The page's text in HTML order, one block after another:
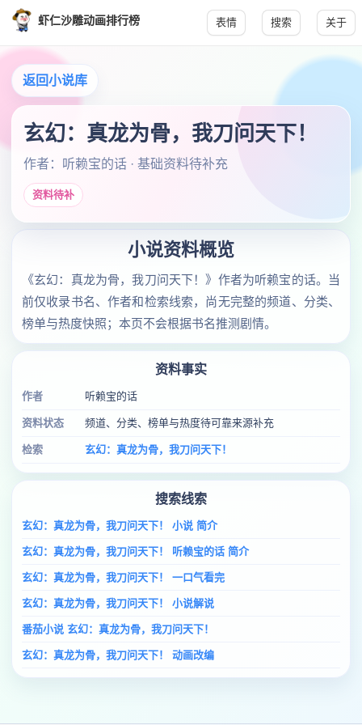
虾仁沙雕动画排行榜 表情 搜索 关于
返回小说库
玄幻：真龙为骨，我刀问天下！
作者：听赖宝的话 · 基础资料待补充
资料待补
小说资料概览
《玄幻：真龙为骨，我刀问天下！》作者为听赖宝的话。当
前仅收录书名、作者和检索线索，尚无完整的频道、分类、
榜单与热度快照；本页不会根据书名推测剧情。
资料事实
作者 听赖宝的话
资料状态 频道、分类、榜单与热度待可靠来源补充
检索 玄幻：真龙为骨，我刀问天下！
搜索线索
玄幻：真龙为骨，我刀问天下！ 小说 简介
玄幻：真龙为骨，我刀问天下！ 听赖宝的话 简介
玄幻：真龙为骨，我刀问天下！ 一口气看完
玄幻：真龙为骨，我刀问天下！ 小说解说
番茄小说 玄幻：真龙为骨，我刀问天下！
玄幻：真龙为骨，我刀问天下！ 动画改编